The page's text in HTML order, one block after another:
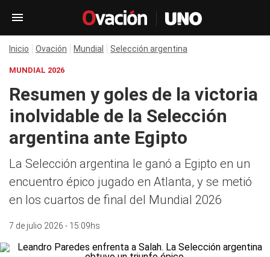
Inicio Ovación Mundial Selección argentina
MUNDIAL 2026
Resumen y goles de la victoria
inolvidable de la Selección
argentina ante Egipto
La Selección argentina le ganó a Egipto en un
encuentro épico jugado en Atlanta, y se metió
en los cuartos de final del Mundial 2026
7 de julio 2026 - 15:09hs